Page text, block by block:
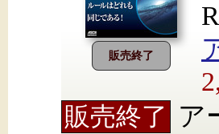
販売終了
販売終了 ア